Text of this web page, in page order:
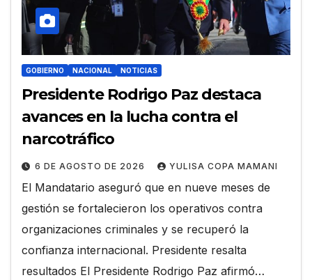
GOBIERNO NACIONAL NOTICIAS
Presidente Rodrigo Paz destaca
avances en la lucha contra el
narcotráfico
6 DE AGOSTO DE 2026 YULISA COPA MAMANI
El Mandatario aseguró que en nueve meses de
gestión se fortalecieron los operativos contra
organizaciones criminales y se recuperó la
confianza internacional. Presidente resalta
resultados El Presidente Rodrigo Paz afirmó…